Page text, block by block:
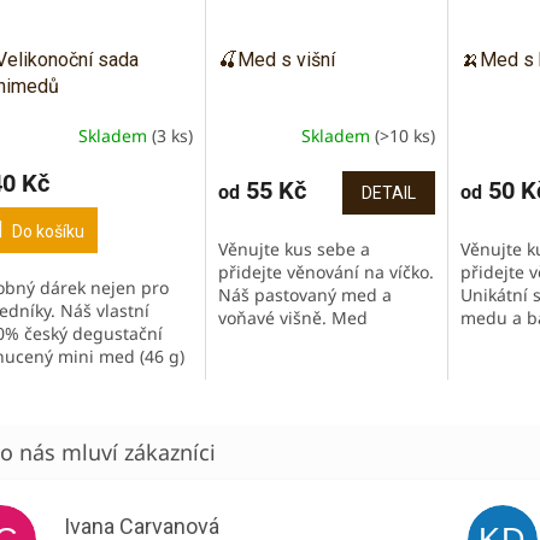
sada
Skladem (3 ks)
Kč
Do košíku
dárek nejen pro
Náš vlastní
český degustační
mini med (46 g)
🍒Med s višní
Skladem (>10 ks)
od55 Kč DETAIL
Věnujte kus sebe a
přidejte věnování na víčko.
Náš pastovaný med a
voňavé višně. Med
🍌Med s
produktu
z
5
od50
Věnujte
přidejte
Unikátní
medu a
Ivana Carvanová